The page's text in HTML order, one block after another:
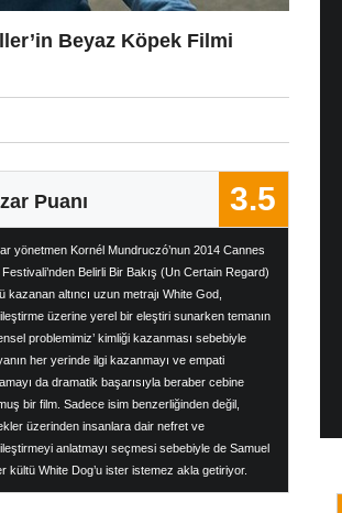
Beyaz Köpek Filmi
Puanı 3.5
yönetmen Kornél Mundruczó’nun 2014 Cannes
Festivali’nden Belirli Bir Bakış (Un Certain Regard)
kazanan altıncı uzun metrajı White God,
üzerine yerel bir eleştiri sunarken temanın
problemimiz’ kimliği kazanması sebebiyle
her yerinde ilgi kazanmayı ve empati
da dramatik başarısıyla beraber cebine
bir film. Sadece isim benzerliğinden değil,
üzerinden insanlara dair nefret ve
anlatmayı seçmesi sebebiyle de Samuel
kültü White Dog’u ister istemez akla getiriyor.
Yönetmen Sineması: Agnès Varda
19 Ocak, 2019/ yazar: İlayda Bıyıklı
Sanat tarihi okuduktan sonra, sanat hayatına
aslen fotoğrafla başlayan Belçika asıllı Fransız
yönetmen Agnès Varda, ...